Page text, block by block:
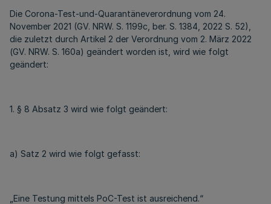
Die Corona-Test-und-Quarantäneverordnung vom 24.
November 2021 (GV. NRW. S. 1199c, ber. S. 1384, 2022 S. 52),
die zuletzt durch Artikel 2 der Verordnung vom 2. März 2022
(GV. NRW. S. 160a) geändert worden ist, wird wie folgt
geändert:
1. § 8 Absatz 3 wird wie folgt geändert:
a) Satz 2 wird wie folgt gefasst:
„Eine Testung mittels PoC-Test ist ausreichend.“